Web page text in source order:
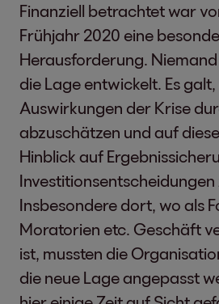
Finanziell betrachtet war
Frühjahr 2020 eine
Herausforderung.
die Lage entwickelt. Es
Auswirkungen der Krise
abzuschätzen und auf
Hinblick auf
Investitionsentscheidungen
Insbesondere dort, wo als
Moratorien etc. Geschäft
ist, mussten die
die neue Lage angepasst